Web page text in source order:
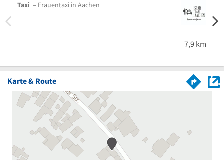
Taxi – Frauentaxi in Aachen
7,9 km
Karte & Route